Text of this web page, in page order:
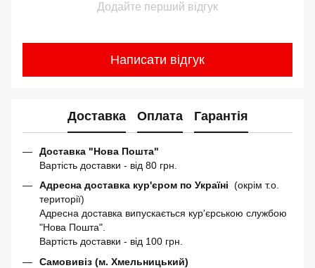
Додайте перший відгук
Написати відгук
Доставка Оплата Гарантія
Доставка "Нова Пошта"
Вартість доставки - від 80 грн.
Адресна доставка кур'єром по Україні (окрім т.о.
території)
Адресна доставка випускається кур'єрською службою
"Нова Пошта".
Вартість доставки - від 100 грн.
Самовивіз (м. Хмельницький)